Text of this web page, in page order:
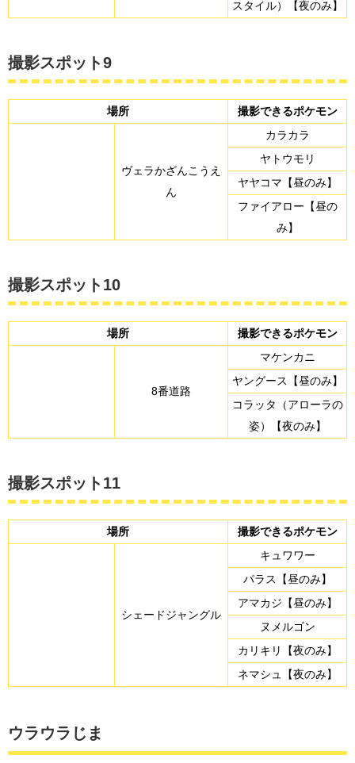
スタイル）【夜のみ】
撮影スポット9
場所 撮影できるポケモン
ヴェラかざんこうえ
ん
カラカラ
ヤトウモリ
ヤヤコマ【昼のみ】
ファイアロー【昼の
み】
撮影スポット10
場所 撮影できるポケモン
8番道路
マケンカニ
ヤングース【昼のみ】
コラッタ（アローラの
姿）【夜のみ】
撮影スポット11
場所 撮影できるポケモン
シェードジャングル
キュワワー
パラス【昼のみ】
アマカジ【昼のみ】
ヌメルゴン
カリキリ【夜のみ】
ネマシュ【夜のみ】
ウラウラじま